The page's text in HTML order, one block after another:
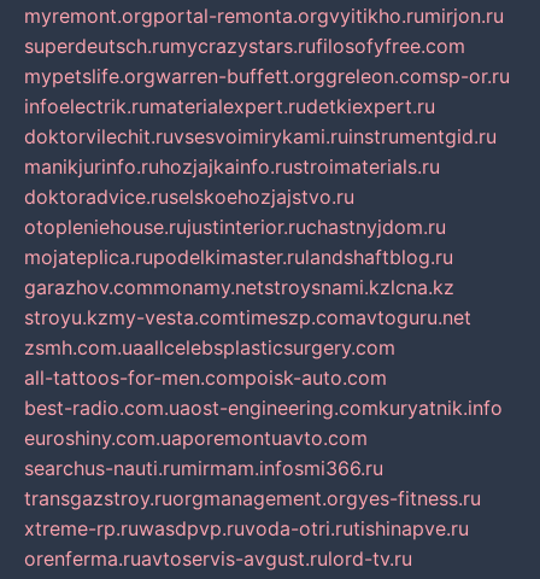
myremont.orgportal-remonta.orgvyitikho.rumirjon.ru
superdeutsch.rumycrazystars.rufilosofyfree.com
mypetslife.orgwarren-buffett.orggreleon.comsp-or.ru
infoelectrik.rumaterialexpert.rudetkiexpert.ru
doktorvilechit.ruvsesvoimirykami.ruinstrumentgid.ru
manikjurinfo.ruhozjajkainfo.rustroimaterials.ru
doktoradvice.ruselskoehozjajstvo.ru
otopleniehouse.rujustinterior.ruchastnyjdom.ru
mojateplica.rupodelkimaster.rulandshaftblog.ru
garazhov.commonamy.netstroysnami.kzlcna.kz
stroyu.kzmy-vesta.comtimeszp.comavtoguru.net
zsmh.com.uaallcelebsplasticsurgery.com
all-tattoos-for-men.compoisk-auto.com
best-radio.com.uaost-engineering.comkuryatnik.info
euroshiny.com.uaporemontuavto.com
searchus-nauti.rumirmam.infosmi366.ru
transgazstroy.ruorgmanagement.orgyes-fitness.ru
xtreme-rp.ruwasdpvp.ruvoda-otri.rutishinapve.ru
orenferma.ruavtoservis-avgust.rulord-tv.ru